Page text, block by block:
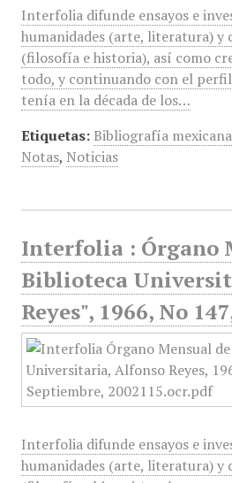
Interfolia difunde ensayos e
humanidades (arte, literatura) y
(filosofía e historia), así como
todo, y continuando con el
tenía en la década de los…
Etiquetas: Bibliografía mexicana
Notas, Noticias
Interfolia : Órgano
Biblioteca
Reyes", 1966, No
Interfolia difunde ensayos e
humanidades (arte, literatura) y